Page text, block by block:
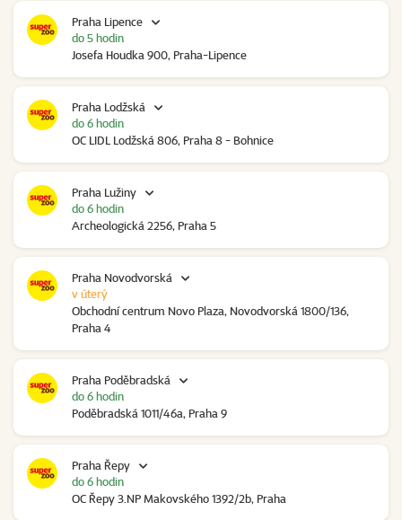
Praha Lipence
Josefa Houdka 900, Praha-Lipence
do 5 hodin
Praha Lodžská
OC LIDL Lodžská 806, Praha 8 - Bohnice
do 6 hodin
Praha Lužiny
Archeologická 2256, Praha 5
do 6 hodin
Praha Novodvorská
Obchodní centrum Novo Plaza, Novodvorská 1800/136,
Praha 4
v úterý
Praha Poděbradská
Poděbradská 1011/46a, Praha 9
do 6 hodin
Praha Řepy
OC Řepy 3.NP Makovského 1392/2b, Praha
do 6 hodin